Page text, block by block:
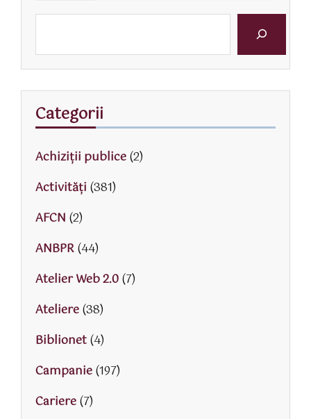
Categorii
Achiziții publice(2)
Activităţi (381)
AFCN (2)
ANBPR(44)
Atelier Web 2.0(7)
Ateliere(38)
Biblionet(4)
Campanie(197)
Cariere(7)